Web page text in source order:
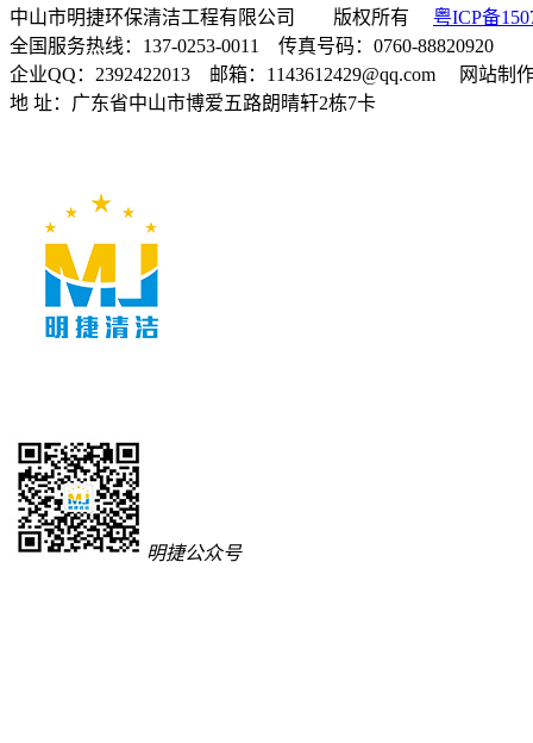
中山市明捷环保清洁工程有限公司 版权所有 粤ICP备
全国服务热线：137-0253-0011 传真号码：0760-88820920
企业QQ：2392422013 邮箱：1143612429@qq.com 网站制
地 址：广东省中山市博爱五路朗晴轩2栋7卡
明捷公众号